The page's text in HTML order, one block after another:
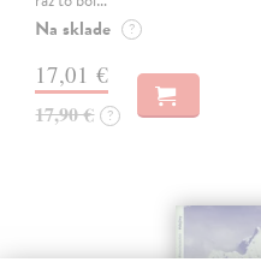
Na sklade ?
17,01 €
17,90 € ?